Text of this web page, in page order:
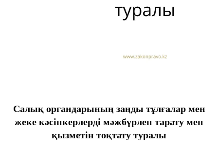
Салық органдарының заңды тұлғалар мен
жеке кәсіпкерлерді мәжбүрлеп тарату мен
қызметін тоқтату туралы